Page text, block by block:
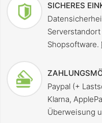
SICHERES
Shopsoftware.
Paypal (+
Klarna,
Überweisung